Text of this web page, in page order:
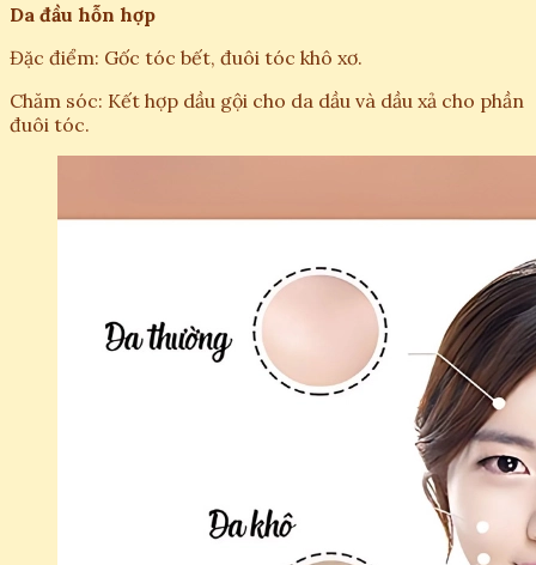
Da đầu hỗn hợp
Đặc điểm: Gốc tóc bết, đuôi tóc khô xơ.
Chăm sóc: Kết hợp dầu gội cho da dầu và dầu xả cho phần
đuôi tóc.